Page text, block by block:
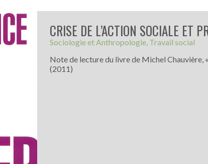
CRISE DE L’ACTION SOCIALE ET
Sociologie et Anthropologie Travail social
Note de lecture du livre de Michel Chauvière,
(2011)